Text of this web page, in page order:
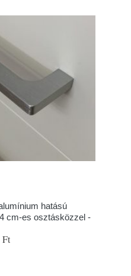
hatású
cm-es osztásközzel -
Ft